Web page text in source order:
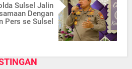
Sulsel Jalin
Dengan
Pers se Sulsel